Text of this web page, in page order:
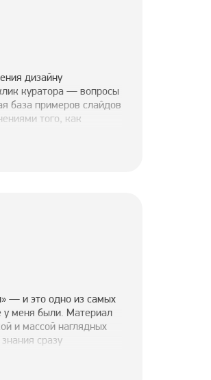
дизайну
куратора — вопросы
база примеров слайдов
того, как
и начать применять
— и это одно из самых
у меня были. Материал
и массой наглядных
сразу
могу сказать, что